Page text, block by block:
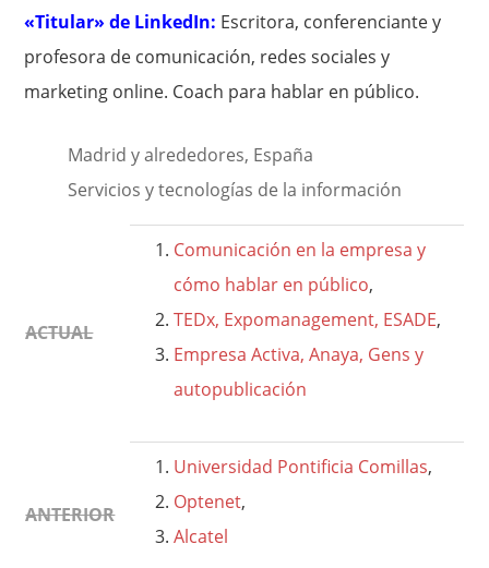
«Titular» de LinkedIn: Escritora, conferenciante y
profesora de comunicación, redes sociales y
marketing online. Coach para hablar en público.
Madrid y alrededores, España
Servicios y tecnologías de la información
ACTUAL
Comunicación en la empresa y
cómo hablar en público,
TEDx, Expomanagement, ESADE,
Empresa Activa, Anaya, Gens y
autopublicación
ANTERIOR
Universidad Pontificia Comillas,
Optenet,
Alcatel